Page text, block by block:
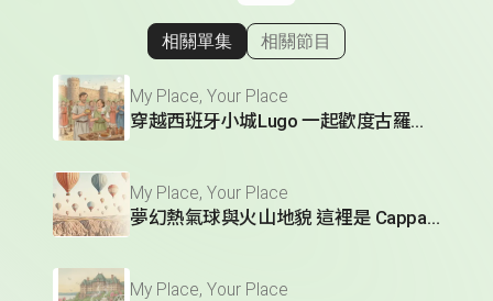
顯示相關單集
相關單集 相關節目
My Place, Your Place
穿越西班牙小城Lugo 一起歡度古羅馬節慶
My Place, Your Place
夢幻熱氣球與火山地貌 這裡是 Cappadocia
My Place, Your Place